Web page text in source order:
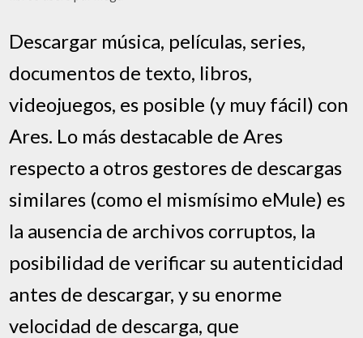
Descargar música, películas, series,
documentos de texto, libros,
videojuegos, es posible (y muy fácil) con
Ares. Lo más destacable de Ares
respecto a otros gestores de descargas
similares (como el mismísimo eMule) es
la ausencia de archivos corruptos, la
posibilidad de verificar su autenticidad
antes de descargar, y su enorme
velocidad de descarga, que